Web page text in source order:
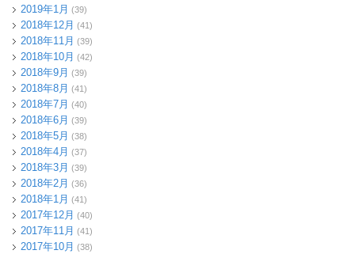
2019年1月 (39)
2018年12月 (41)
2018年11月 (39)
2018年10月 (42)
2018年9月 (39)
2018年8月 (41)
2018年7月 (40)
2018年6月 (39)
2018年5月 (38)
2018年4月 (37)
2018年3月 (39)
2018年2月 (36)
2018年1月 (41)
2017年12月 (40)
2017年11月 (41)
2017年10月 (38)